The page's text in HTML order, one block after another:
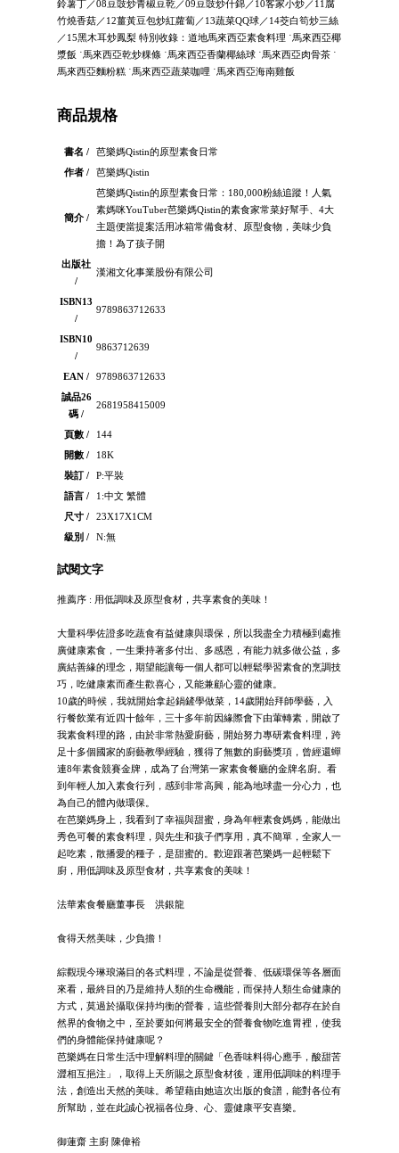
鈴薯丁／08豆豉炒青椒豆乾／09豆豉炒什錦／10客家小炒／11腐
竹燒香菇／12薑黃豆包炒紅蘿蔔／13蔬菜QQ球／14茭白筍炒三絲
／15黑木耳炒鳳梨 特別收錄：道地馬來西亞素食料理 ˙馬來西亞椰
漿飯 ˙馬來西亞乾炒粿條 ˙馬來西亞香蘭椰絲球 ˙馬來西亞肉骨茶 ˙
馬來西亞麵粉糕 ˙馬來西亞蔬菜咖哩 ˙馬來西亞海南雞飯
商品規格
書名 /
芭樂媽Qistin的原型素食日常
作者 /
芭樂媽Qistin
簡介 /
芭樂媽Qistin的原型素食日常：180,000粉絲追蹤！人氣
素媽咪YouTuber芭樂媽Qistin的素食家常菜好幫手、4大
主題便當提案活用冰箱常備食材、原型食物，美味少負
擔！為了孩子開
出版社
/
漢湘文化事業股份有限公司
ISBN13
/
9789863712633
ISBN10
/
9863712639
EAN /
9789863712633
誠品26
碼 /
2681958415009
頁數 /
144
開數 /
18K
裝訂 /
P:平裝
語言 /
1:中文 繁體
尺寸 /
23X17X1CM
級別 /
N:無
試閱文字
推薦序 : 用低調味及原型食材，共享素食的美味！
大量科學佐證多吃蔬食有益健康與環保，所以我盡全力積極到處推
廣健康素食，一生秉持著多付出、多感恩，有能力就多做公益，多
廣結善緣的理念，期望能讓每一個人都可以輕鬆學習素食的烹調技
巧，吃健康素而產生歡喜心，又能兼顧心靈的健康。
10歲的時候，我就開始拿起鍋鏟學做菜，14歲開始拜師學藝，入
行餐飲業有近四十餘年，三十多年前因緣際會下由葷轉素，開啟了
我素食料理的路，由於非常熱愛廚藝，開始努力專研素食料理，跨
足十多個國家的廚藝教學經驗，獲得了無數的廚藝獎項，曾經還蟬
連8年素食競賽金牌，成為了台灣第一家素食餐廳的金牌名廚。看
到年輕人加入素食行列，感到非常高興，能為地球盡一分心力，也
為自己的體內做環保。
在芭樂媽身上，我看到了幸福與甜蜜，身為年輕素食媽媽，能做出
秀色可餐的素食料理，與先生和孩子們享用，真不簡單，全家人一
起吃素，散播愛的種子，是甜蜜的。歡迎跟著芭樂媽一起輕鬆下
廚，用低調味及原型食材，共享素食的美味！
法華素食餐廳董事長 洪銀龍
食得天然美味，少負擔！
綜觀現今琳琅滿目的各式料理，不論是從營養、低碳環保等各層面
來看，最終目的乃是維持人類的生命機能，而保持人類生命健康的
方式，莫過於攝取保持均衡的營養，這些營養則大部分都存在於自
然界的食物之中，至於要如何將最安全的營養食物吃進胃裡，使我
們的身體能保持健康呢？
芭樂媽在日常生活中理解料理的關鍵「色香味料得心應手，酸甜苦
澀相互挹注」，取得上天所賜之原型食材後，運用低調味的料理手
法，創造出天然的美味。希望藉由她這次出版的食譜，能對各位有
所幫助，並在此誠心祝福各位身、心、靈健康平安喜樂。
御蓮齋 主廚 陳偉裕